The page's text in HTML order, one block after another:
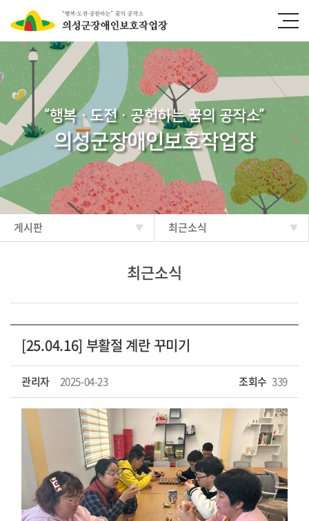
“행복·도전·공헌하는 꿈의 공작소”
의성군장애인보호작업장
게시판 최근소식
최근소식
[25.04.16] 부활절 계란 꾸미기
관리자 2025-04-23 조회수 339